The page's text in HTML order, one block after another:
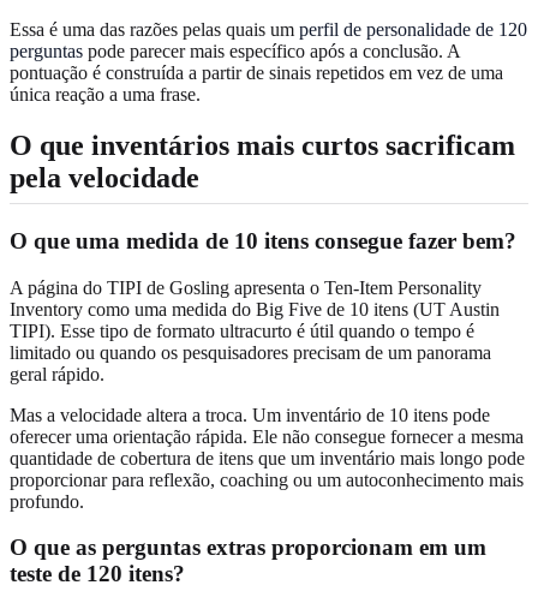
Essa é uma das razões pelas quais um perfil de personalidade de 120
perguntas pode parecer mais específico após a conclusão. A
pontuação é construída a partir de sinais repetidos em vez de uma
única reação a uma frase.
O que inventários mais curtos sacrificam
pela velocidade
O que uma medida de 10 itens consegue fazer bem?
A página do TIPI de Gosling apresenta o Ten-Item Personality
Inventory como uma medida do Big Five de 10 itens (UT Austin
TIPI). Esse tipo de formato ultracurto é útil quando o tempo é
limitado ou quando os pesquisadores precisam de um panorama
geral rápido.
Mas a velocidade altera a troca. Um inventário de 10 itens pode
oferecer uma orientação rápida. Ele não consegue fornecer a mesma
quantidade de cobertura de itens que um inventário mais longo pode
proporcionar para reflexão, coaching ou um autoconhecimento mais
profundo.
O que as perguntas extras proporcionam em um
teste de 120 itens?